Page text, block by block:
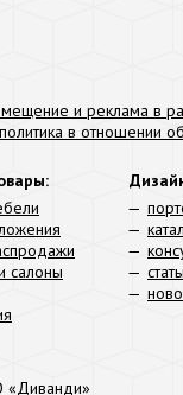
и реклама в
политика в отношении
салоны